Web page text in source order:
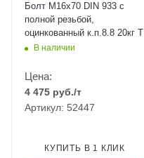
Болт М16x70 DIN 933 с
полной резьбой,
оцинкованный к.п.8.8 20кг Т
В наличии
Цена:
4 475 руб./т
Артикул: 52447
КУПИТЬ В 1 КЛИК